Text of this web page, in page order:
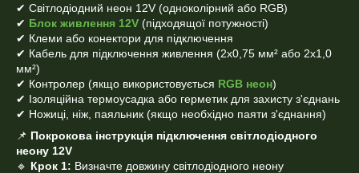
✔ Світлодіодний неон 12V (одноколірний або RGB)
✔ Блок живлення 12V (підходящої потужності)
✔ Клеми або конектори для підключення
✔ Кабель для підключення живлення (2x0,75 мм² або 2x1,0
мм²)
✔ Контролер (якщо використовується RGB неон)
✔ Ізоляційна термоусадка або герметик для захисту з'єднань
✔ Ножиці, ніж, паяльник (якщо необхідно паяти з'єднання)
📌 Покрокова інструкція підключення світлодіодного
неону 12V
🔹 Крок 1: Визначте довжину світлодіодного неону